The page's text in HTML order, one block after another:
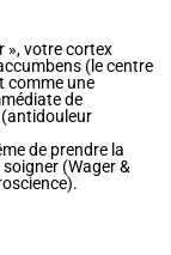
», votre cortex
(le centre
comme une
de
de prendre la
soigner (Wager &